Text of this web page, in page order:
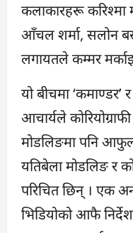
कलाकारहरू करिश्मा
आँचल शर्मा, सलोन
लगायतले कम्मर
यो बीचमा ‘कमाण्डर’
आचार्यले
मोडलिङमा पनि
यतिबेला मोडलिङ र
परिचित छिन् । एक
भिडियोको आफै